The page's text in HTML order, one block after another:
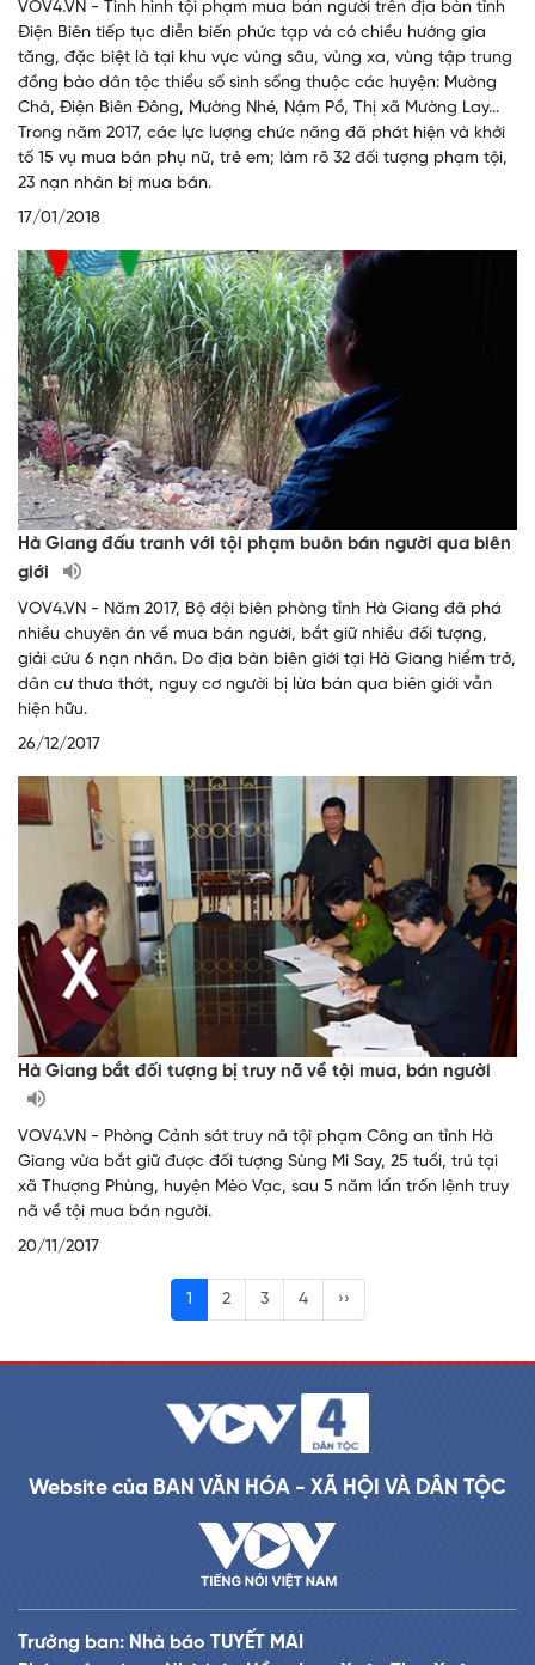
VOV4.VN - Tình hình tội phạm mua bán người trên địa bàn tỉnh
Điện Biên tiếp tục diễn biến phức tạp và có chiều hướng gia
tăng, đặc biệt là tại khu vực vùng sâu, vùng xa, vùng tập trung
đồng bào dân tộc thiểu số sinh sống thuộc các huyện: Mường
Chà, Ðiện Biên Ðông, Mường Nhé, Nậm Pồ, Thị xã Mường Lay...
Trong năm 2017, các lực lượng chức năng đã phát hiện và khởi
tố 15 vụ mua bán phụ nữ, trẻ em; làm rõ 32 đối tượng phạm tội,
23 nạn nhân bị mua bán.
17/01/2018
Hà Giang đấu tranh với tội phạm buôn bán người qua biên
giới
VOV4.VN - Năm 2017, Bộ đội biên phòng tỉnh Hà Giang đã phá
nhiều chuyên án về mua bán người, bắt giữ nhiều đối tượng,
giải cứu 6 nạn nhân. Do địa bàn biên giới tại Hà Giang hiểm trở,
dân cư thưa thớt, nguy cơ người bị lừa bán qua biên giới vẫn
hiện hữu.
26/12/2017
Hà Giang bắt đối tượng bị truy nã về tội mua, bán người
VOV4.VN - Phòng Cảnh sát truy nã tội phạm Công an tỉnh Hà
Giang vừa bắt giữ được đối tượng Sùng Mí Say, 25 tuổi, trú tại
xã Thượng Phùng, huyện Mèo Vạc, sau 5 năm lẩn trốn lệnh truy
nã về tội mua bán người.
20/11/2017
1 2 3 4 ››
Website của BAN VĂN HÓA - XÃ HỘI VÀ DÂN TỘC
Trưởng ban: Nhà báo TUYẾT MAI